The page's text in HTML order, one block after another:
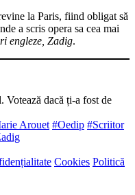
la Paris, fiind obligat să
a scris opera sa cea mai
engleze, Zadig.
Votează dacă ți-a fost de
Arouet #Oedip #Scriitor
Cookies Politică